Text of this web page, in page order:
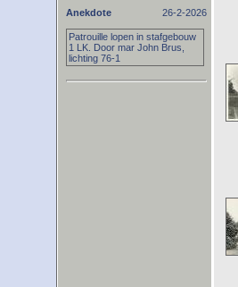
Anekdote 26-2-2026
Patrouille lopen in stafgebouw
1 LK. Door mar John Brus,
lichting 76-1